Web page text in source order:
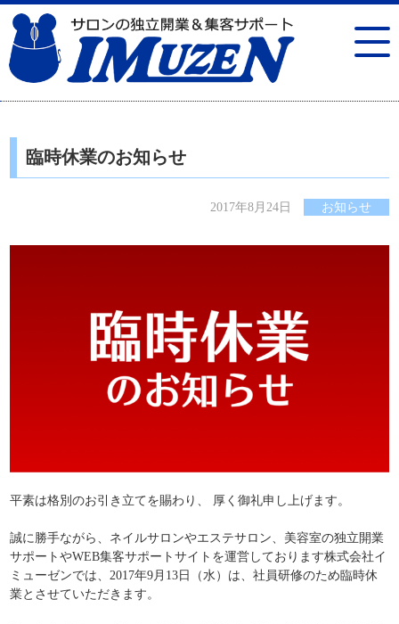
臨時休業のお知らせ
2017年8月24日 お知らせ
平素は格別のお引き立てを賜わり、 厚く御礼申し上げます。
誠に勝手ながら、ネイルサロンやエステサロン、美容室の独立開業
サポートやWEB集客サポートサイトを運営しております株式会社イ
ミューゼンでは、2017年9月13日（水）は、社員研修のため臨時休
業とさせていただきます。